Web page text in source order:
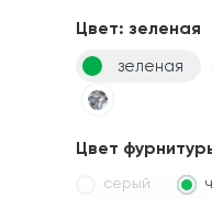
Цвет: зеленая
зеленая
Цвет
серый